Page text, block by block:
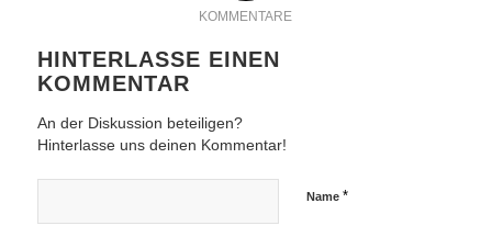
KOMMENTARE
HINTERLASSE EINEN
KOMMENTAR
An der Diskussion beteiligen?
Hinterlasse uns deinen Kommentar!
Name *